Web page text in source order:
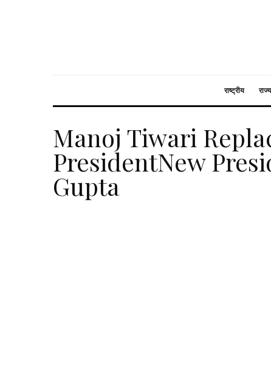
राष्ट्रीय राज्य
Manoj Tiwari
PresidentNew
Gupta